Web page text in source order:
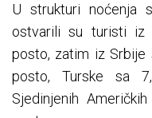
U strukturi noćenja
ostvarili su turisti iz
posto, zatim iz Srbije
posto, Turske sa
Sjedinjenih